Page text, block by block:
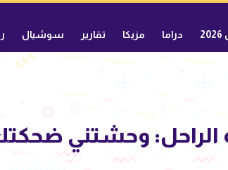
دراما مزيكا تقارير سوشيال
الراحل: وحشتني